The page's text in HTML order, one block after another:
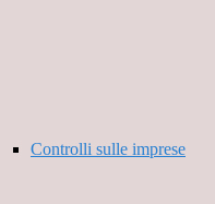
Controlli sulle imprese